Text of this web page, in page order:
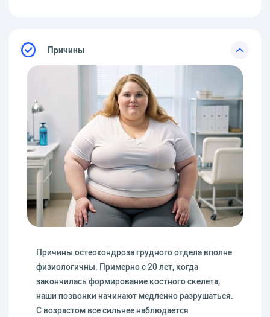
Причины
Причины остеохондроза грудного отдела вполне
физиологичны. Примерно с 20 лет, когда
закончилась формирование костного скелета,
наши позвонки начинают медленно разрушаться.
С возрастом все сильнее наблюдается